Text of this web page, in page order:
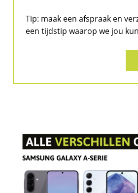
Tip: maak een afspraak en
een tijdstip waarop we jou